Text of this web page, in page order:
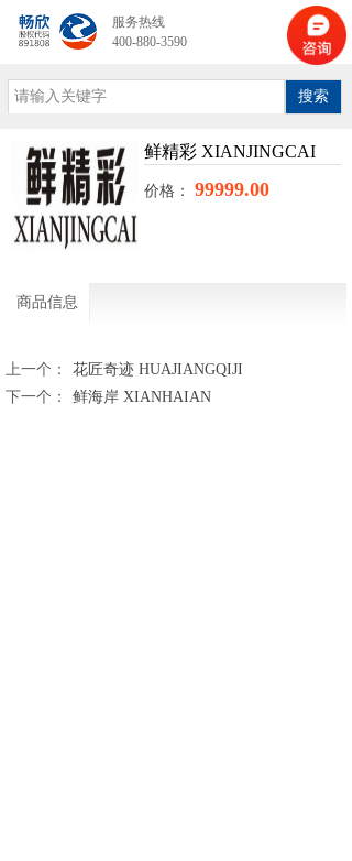
搜索
鲜精彩 XIANJINGCAI
价格： 99999.00
商品信息
上一个：
花匠奇迹 HUAJIANGQIJI
下一个：
鲜海岸 XIANHAIAN
服务热线
400-880-3590